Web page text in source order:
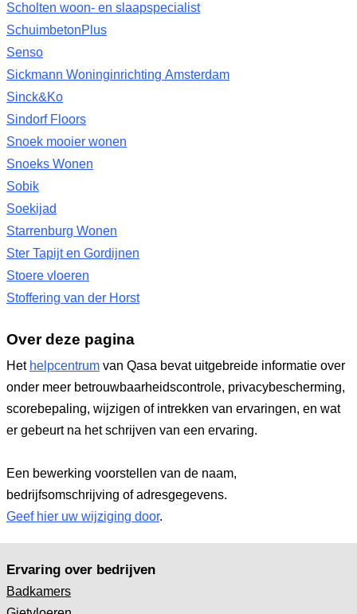
Scholten woon- en slaapspecialist
SchuimbetonPlus
Senso
Sickmann Woninginrichting Amsterdam
Sinck&Ko
Sindorf Floors
Snoek mooier wonen
Snoeks Wonen
Sobik
Soekijad
Starrenburg Wonen
Ster Tapijt en Gordijnen
Stoere vloeren
Stoffering van der Horst
Over deze pagina
Het helpcentrum van Qasa bevat uitgebreide informatie over
onder meer betrouwbaarheidscontrole, privacybescherming,
scorebepaling, wijzigen of intrekken van ervaringen, en wat
er gebeurt na het schrijven van een ervaring.
Een bewerking voorstellen van de naam,
bedrijfsomschrijving of adresgegevens.
Geef hier uw wijziging door.
Ervaring over bedrijven
Badkamers